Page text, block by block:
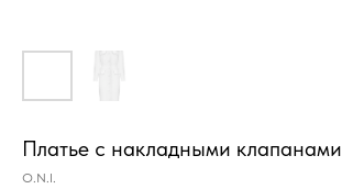
Платье с накладными клапанами
O.N.I.